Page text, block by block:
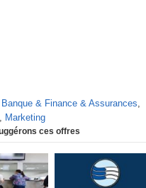
Banque & Finance & Assurances,
, Marketing
ces offres